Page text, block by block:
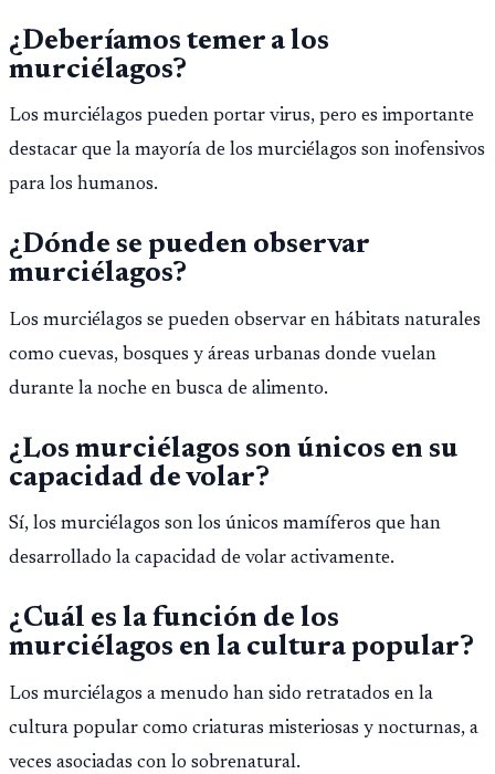
¿Deberíamos temer a los
murciélagos?
Los murciélagos pueden portar virus, pero es importante
destacar que la mayoría de los murciélagos son inofensivos
para los humanos.
¿Dónde se pueden observar
murciélagos?
Los murciélagos se pueden observar en hábitats naturales
como cuevas, bosques y áreas urbanas donde vuelan
durante la noche en busca de alimento.
¿Los murciélagos son únicos en su
capacidad de volar?
Sí, los murciélagos son los únicos mamíferos que han
desarrollado la capacidad de volar activamente.
¿Cuál es la función de los
murciélagos en la cultura popular?
Los murciélagos a menudo han sido retratados en la
cultura popular como criaturas misteriosas y nocturnas, a
veces asociadas con lo sobrenatural.